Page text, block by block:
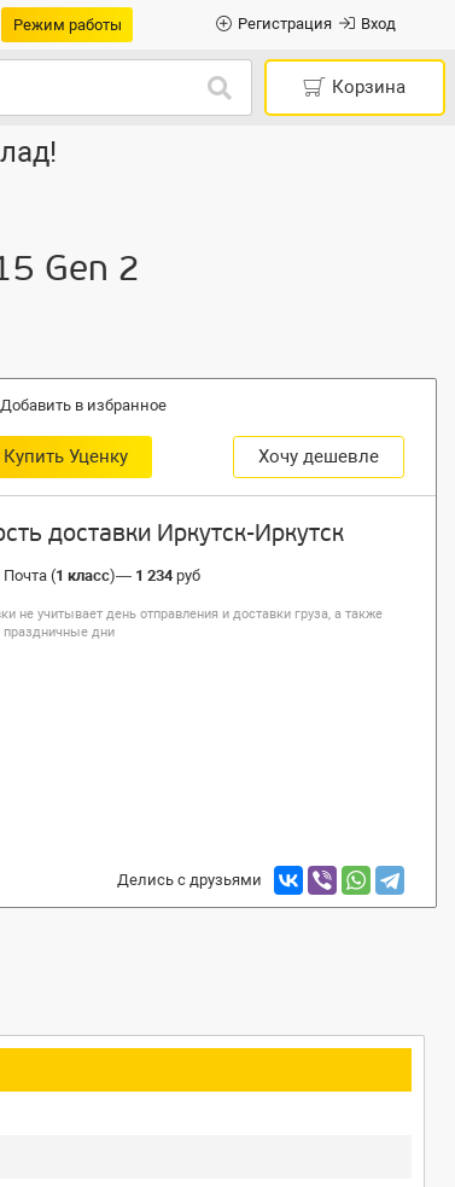
Режим работы Регистрация Вход
Корзина
Gen 2
Добавить в избранное
Купить Уценку Хочу дешевле
доставки Иркутск-Иркутск
Почта (1 класс)— 1 234руб
не учитывает день отправления и доставки груза, а также
дни
Делись с друзьями